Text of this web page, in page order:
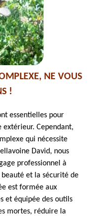
NE VOUS
!
essentielles pour
Cependant,
qui nécessite
David, nous
professionnel à
et la sécurité de
est formée aux
et équipée des outils
mortes, réduire la